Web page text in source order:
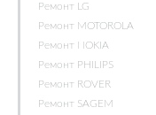
Ремонт LG
Ремонт MOTOROLA
Ремонт NOKIA
Ремонт PHILIPS
Ремонт ROVER
Ремонт SAGEM